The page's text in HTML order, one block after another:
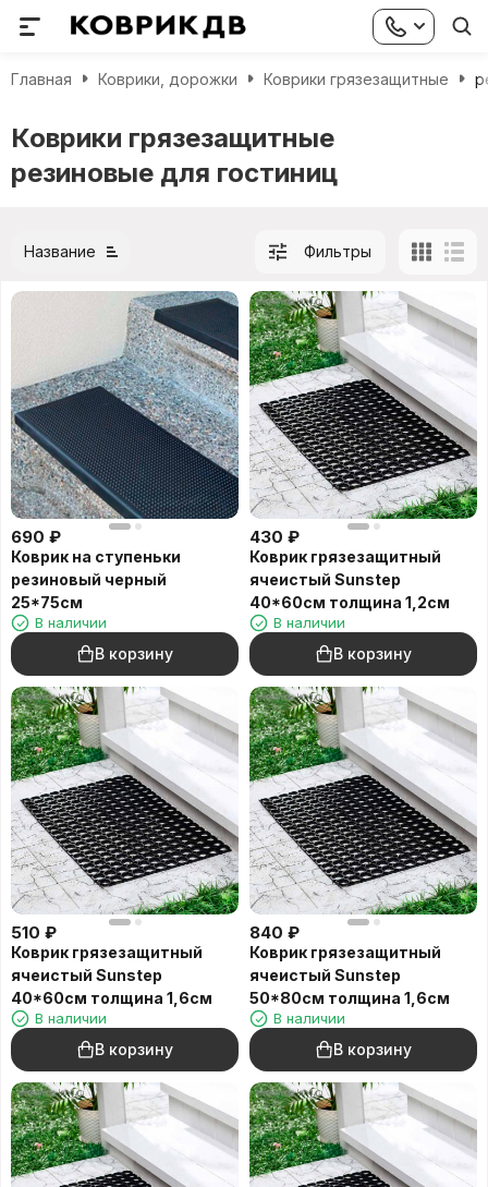
Главная Коврики, дорожки Коврики грязезащитные
Коврики грязезащитные
резиновые для гостиниц
Название Фильтры
690 ₽
Коврик на ступеньки
резиновый черный
25*75см
В наличии
В корзину
430 ₽
Коврик грязезащитный
ячеистый Sunstep
40*60см толщина 1,2см
В наличии
В корзину
510 ₽
Коврик грязезащитный
ячеистый Sunstep
40*60см толщина 1,6см
В наличии
В корзину
840 ₽
Коврик грязезащитный
ячеистый Sunstep
50*80см толщина 1,6см
В наличии
В корзину